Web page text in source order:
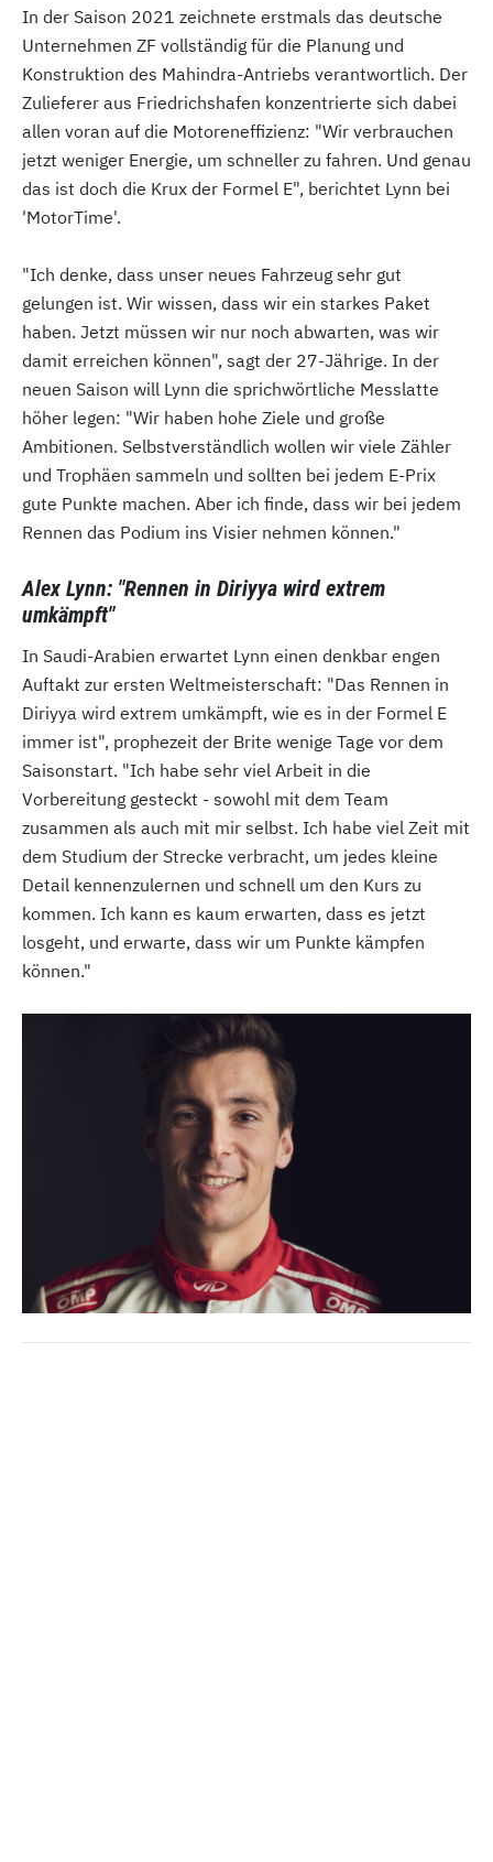
In der Saison 2021 zeichnete erstmals das deutsche
Unternehmen ZF vollständig für die Planung und
Konstruktion des Mahindra-Antriebs verantwortlich. Der
Zulieferer aus Friedrichshafen konzentrierte sich dabei
allen voran auf die Motoreneffizienz: "Wir verbrauchen
jetzt weniger Energie, um schneller zu fahren. Und genau
das ist doch die Krux der Formel E", berichtet Lynn bei
'MotorTime'.
"Ich denke, dass unser neues Fahrzeug sehr gut
gelungen ist. Wir wissen, dass wir ein starkes Paket
haben. Jetzt müssen wir nur noch abwarten, was wir
damit erreichen können", sagt der 27-Jährige. In der
neuen Saison will Lynn die sprichwörtliche Messlatte
höher legen: "Wir haben hohe Ziele und große
Ambitionen. Selbstverständlich wollen wir viele Zähler
und Trophäen sammeln und sollten bei jedem E-Prix
gute Punkte machen. Aber ich finde, dass wir bei jedem
Rennen das Podium ins Visier nehmen können."
Alex Lynn: "Rennen in Diriyya wird extrem
umkämpft"
In Saudi-Arabien erwartet Lynn einen denkbar engen
Auftakt zur ersten Weltmeisterschaft: "Das Rennen in
Diriyya wird extrem umkämpft, wie es in der Formel E
immer ist", prophezeit der Brite wenige Tage vor dem
Saisonstart. "Ich habe sehr viel Arbeit in die
Vorbereitung gesteckt - sowohl mit dem Team
zusammen als auch mit mir selbst. Ich habe viel Zeit mit
dem Studium der Strecke verbracht, um jedes kleine
Detail kennenzulernen und schnell um den Kurs zu
kommen. Ich kann es kaum erwarten, dass es jetzt
losgeht, und erwarte, dass wir um Punkte kämpfen
können."